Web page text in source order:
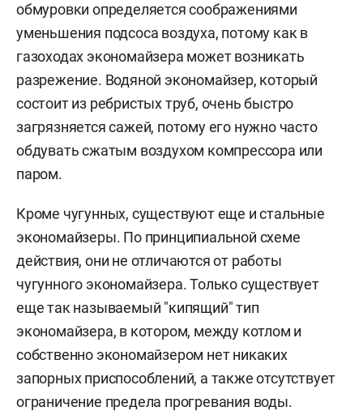
обмуровки определяется соображениями
уменьшения подсоса воздуха, потому как в
газоходах экономайзера может возникать
разрежение. Водяной экономайзер, который
состоит из ребристых труб, очень быстро
загрязняется сажей, потому его нужно часто
обдувать сжатым воздухом компрессора или
паром.
Кроме чугунных, существуют еще и стальные
экономайзеры. По принципиальной схеме
действия, они не отличаются от работы
чугунного экономайзера. Только существует
еще так называемый "кипящий" тип
экономайзера, в котором, между котлом и
собственно экономайзером нет никаких
запорных приспособлений, а также отсутствует
ограничение предела прогревания воды.